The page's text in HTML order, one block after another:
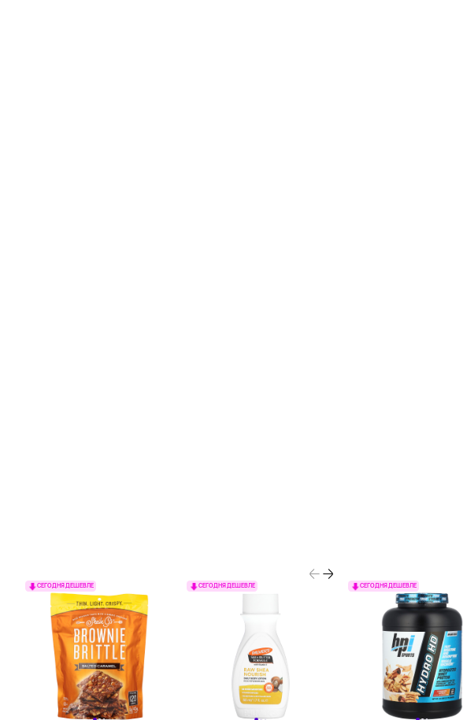
СЕГОДНЯ ДЕШЕВЛЕ СЕГОДНЯ ДЕШЕВЛЕ СЕГОДНЯ ДЕШЕВЛЕ